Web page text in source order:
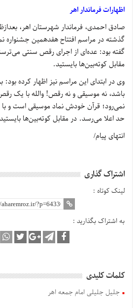
اظهارات فرماندار اهر
صادق احمدی، فرماندار شهرستان اهر،
گذشته در مراسم افتتاح هفدهمین جشنواره
گفته بود: عده‌ای از اجرای رقص سنتی
مقابل کوته‌بین‌ها بایستید.
وی در ابتدای این مراسم نیز اظهار کرده بود:
باشد، نه موسیقی و نه رقص! والله با یک
نمی‌رود؛ قرآن خودش نماد موسیقی است و
حد اعلا می‌رسد. در مقابل کوته‌بین‌ها
انتهای پیام/
اشتراک گذاری
لینک کوتاه :
به اشتراک بگذارید :
کلمات کلیدی
جلیل جلیلی امام جمعه اهر